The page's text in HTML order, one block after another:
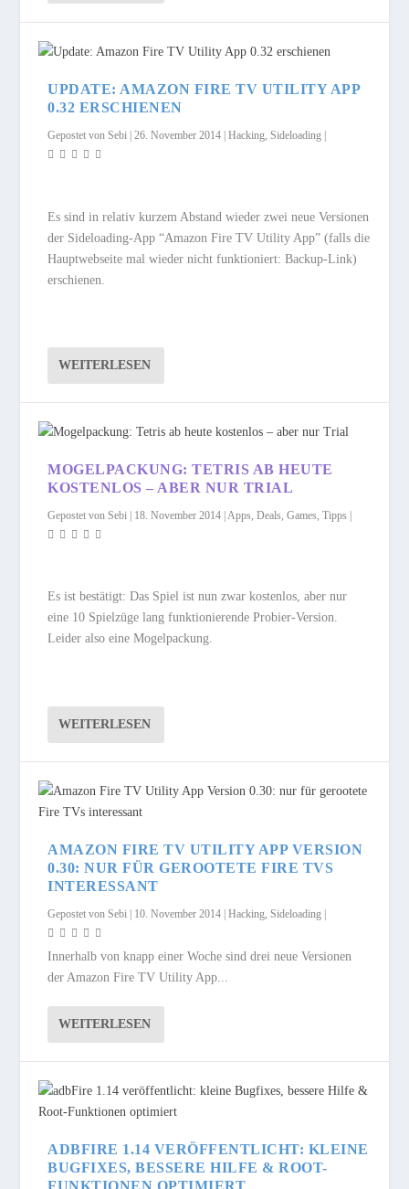
UPDATE: AMAZON FIRE TV UTILITY APP
0.32 ERSCHIENEN
Gepostet vonSebi |26. November 2014 |Hacking,Sideloading
Es sind in relativ kurzem Abstand wieder zwei neue Versionen
der Sideloading-App “Amazon Fire TV Utility App” (falls die
Hauptwebseite mal wieder nicht funktioniert: Backup-Link)
erschienen.
WEITERLESEN
MOGELPACKUNG: TETRIS AB HEUTE
KOSTENLOS – ABER NUR TRIAL
Gepostet vonSebi 18. November 2014 |Apps,Deals,Games,Tipps
Es ist bestätigt: Das Spiel ist nun zwar kostenlos, aber nur
eine 10 Spielzüge lang funktionierende Probier-Version.
Leider also eine Mogelpackung.
WEITERLESEN
AMAZON FIRE TV UTILITY APP VERSION
0.30: NUR FÜR GEROOTETE FIRE TVS
INTERESSANT
Gepostet vonSebi | 10. November 2014 |Hacking ,Sideloading |
Innerhalb von knapp einer Woche sind drei neue Versionen
der Amazon Fire TV Utility App...
WEITERLESEN
ADBFIRE 1.14 VERÖFFENTLICHT: KLEINE
BUGFIXES, BESSERE HILFE & ROOT-
FUNKTIONEN OPTIMIERT